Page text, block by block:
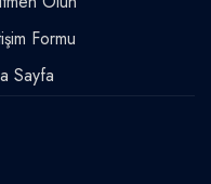
Formu
Sayfa